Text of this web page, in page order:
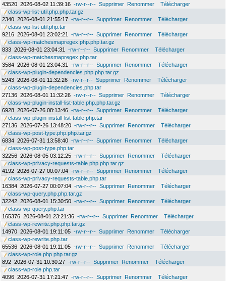
43520 2026-08-02 11:39:16 -rw-r--r-- Supprimer Renommer
Télécharger
class-wp-list-util.php.php.tar.gz
2340 2026-08-01 21:55:17 -rw-r--r-- Supprimer Renommer
Télécharger
class-wp-list-util.php.tar
9216 2026-08-01 23:02:21 -rw-r--r-- Supprimer Renommer
Télécharger
class-wp-matchesmapregex.php.php.tar.gz
833 2026-08-01 23:04:31 -rw-r--r-- Supprimer Renommer
Télécharger
class-wp-matchesmapregex.php.tar
3584 2026-08-01 23:04:31 -rw-r--r-- Supprimer Renommer
Télécharger
class-wp-plugin-dependencies.php.php.tar.gz
5243 2026-08-01 11:32:26 -rw-r--r-- Supprimer Renommer
Télécharger
class-wp-plugin-dependencies.php.tar
27136 2026-08-01 11:32:26 -rw-r--r-- Supprimer Renommer
Télécharger
class-wp-plugin-install-list-table.php.php.tar.gz
6928 2026-07-26 08:13:46 -rw-r--r-- Supprimer Renommer
Télécharger
class-wp-plugin-install-list-table.php.tar
27136 2026-07-26 13:48:20 -rw-r--r-- Supprimer Renommer
Télécharger
class-wp-post-type.php.php.tar.gz
6834 2026-07-31 13:58:40 -rw-r--r-- Supprimer Renommer
Télécharger
class-wp-post-type.php.tar
32256 2026-08-05 03:12:25 -rw-r--r-- Supprimer Renommer
Télécharger
class-wp-privacy-requests-table.php.php.tar.gz
4192 2026-07-27 00:07:04 -rw-r--r-- Supprimer Renommer
Télécharger
class-wp-privacy-requests-table.php.tar
16384 2026-07-27 00:07:04 -rw-r--r-- Supprimer Renommer
Télécharger
class-wp-query.php.php.tar.gz
32242 2026-08-01 15:30:50 -rw-r--r-- Supprimer Renommer
Télécharger
class-wp-query.php.tar
165376 2026-08-01 23:21:36 -rw-r--r-- Supprimer Renommer
Télécharger
class-wp-rewrite.php.php.tar.gz
14970 2026-08-01 19:11:05 -rw-r--r-- Supprimer Renommer
Télécharger
class-wp-rewrite.php.tar
65536 2026-08-01 19:11:05 -rw-r--r-- Supprimer Renommer
Télécharger
class-wp-role.php.php.tar.gz
892 2026-07-31 10:30:27 -rw-r--r-- Supprimer Renommer
Télécharger
class-wp-role.php.tar
4096 2026-07-31 17:21:47 -rw-r--r-- Supprimer Renommer Télécharger